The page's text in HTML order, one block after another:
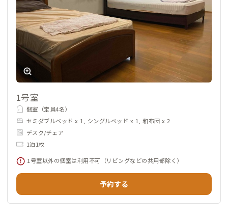
1号室
個室（定員4名）
セミダブルベッド x 1, シングルベッド x 1, 和布団 x 2
デスク/チェア
1泊1枚
1号室以外の個室は利用不可（リビングなどの共用部除く）
予約する